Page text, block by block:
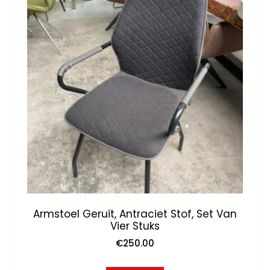
Armstoel Geruit, Antraciet Stof, Set Van
Vier Stuks
€250.00